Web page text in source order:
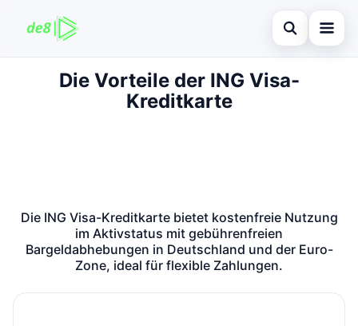
Suche öffnen
Startseite
immobilienmarktes
debitkarte
Die Vorteile der ING Visa-
Kreditkarte
Die ING Visa-Kreditkarte bietet kostenfreie Nutzung
im Aktivstatus mit gebührenfreien
Bargeldabhebungen in Deutschland und der Euro-
Zone, ideal für flexible Zahlungen.